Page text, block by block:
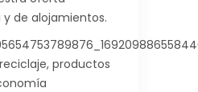
de alojamientos.
productos